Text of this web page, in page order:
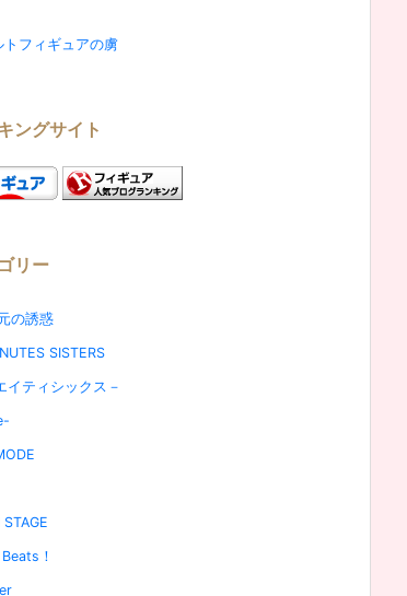
トフィギュアの虜
ングサイト
リー
の誘惑
SISTERS
イティシックス－
！